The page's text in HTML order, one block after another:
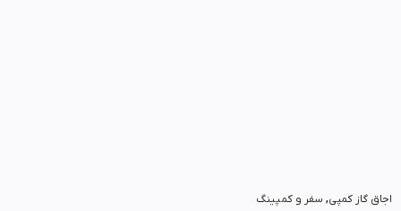
اجاق گاز کمپی, سفر و کمپینگ